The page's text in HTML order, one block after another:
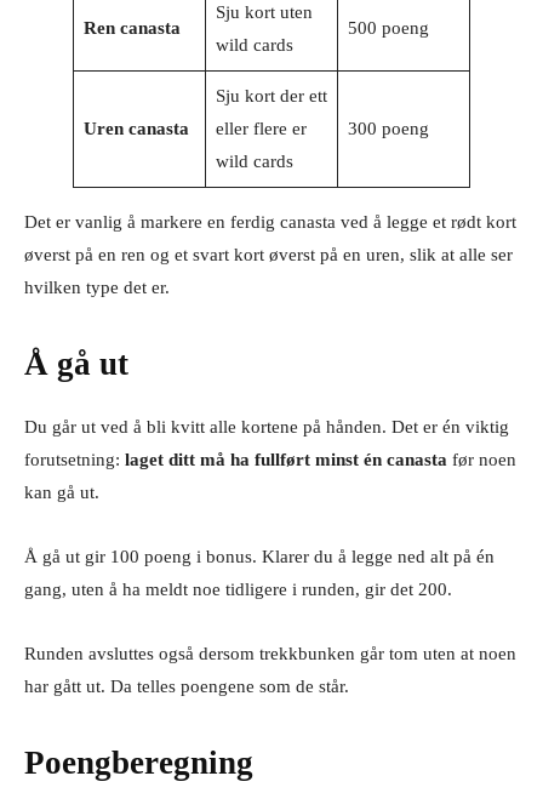
Ren canasta
Sju kort uten
wild cards
500 poeng
Uren canasta
Sju kort der ett
eller flere er
wild cards
300 poeng
Det er vanlig å markere en ferdig canasta ved å legge et rødt kort
øverst på en ren og et svart kort øverst på en uren, slik at alle ser
hvilken type det er.
Å gå ut
Du går ut ved å bli kvitt alle kortene på hånden. Det er én viktig
forutsetning: laget ditt må ha fullført minst én canasta før noen
kan gå ut.
Å gå ut gir 100 poeng i bonus. Klarer du å legge ned alt på én
gang, uten å ha meldt noe tidligere i runden, gir det 200.
Runden avsluttes også dersom trekkbunken går tom uten at noen
har gått ut. Da telles poengene som de står.
Poengberegning